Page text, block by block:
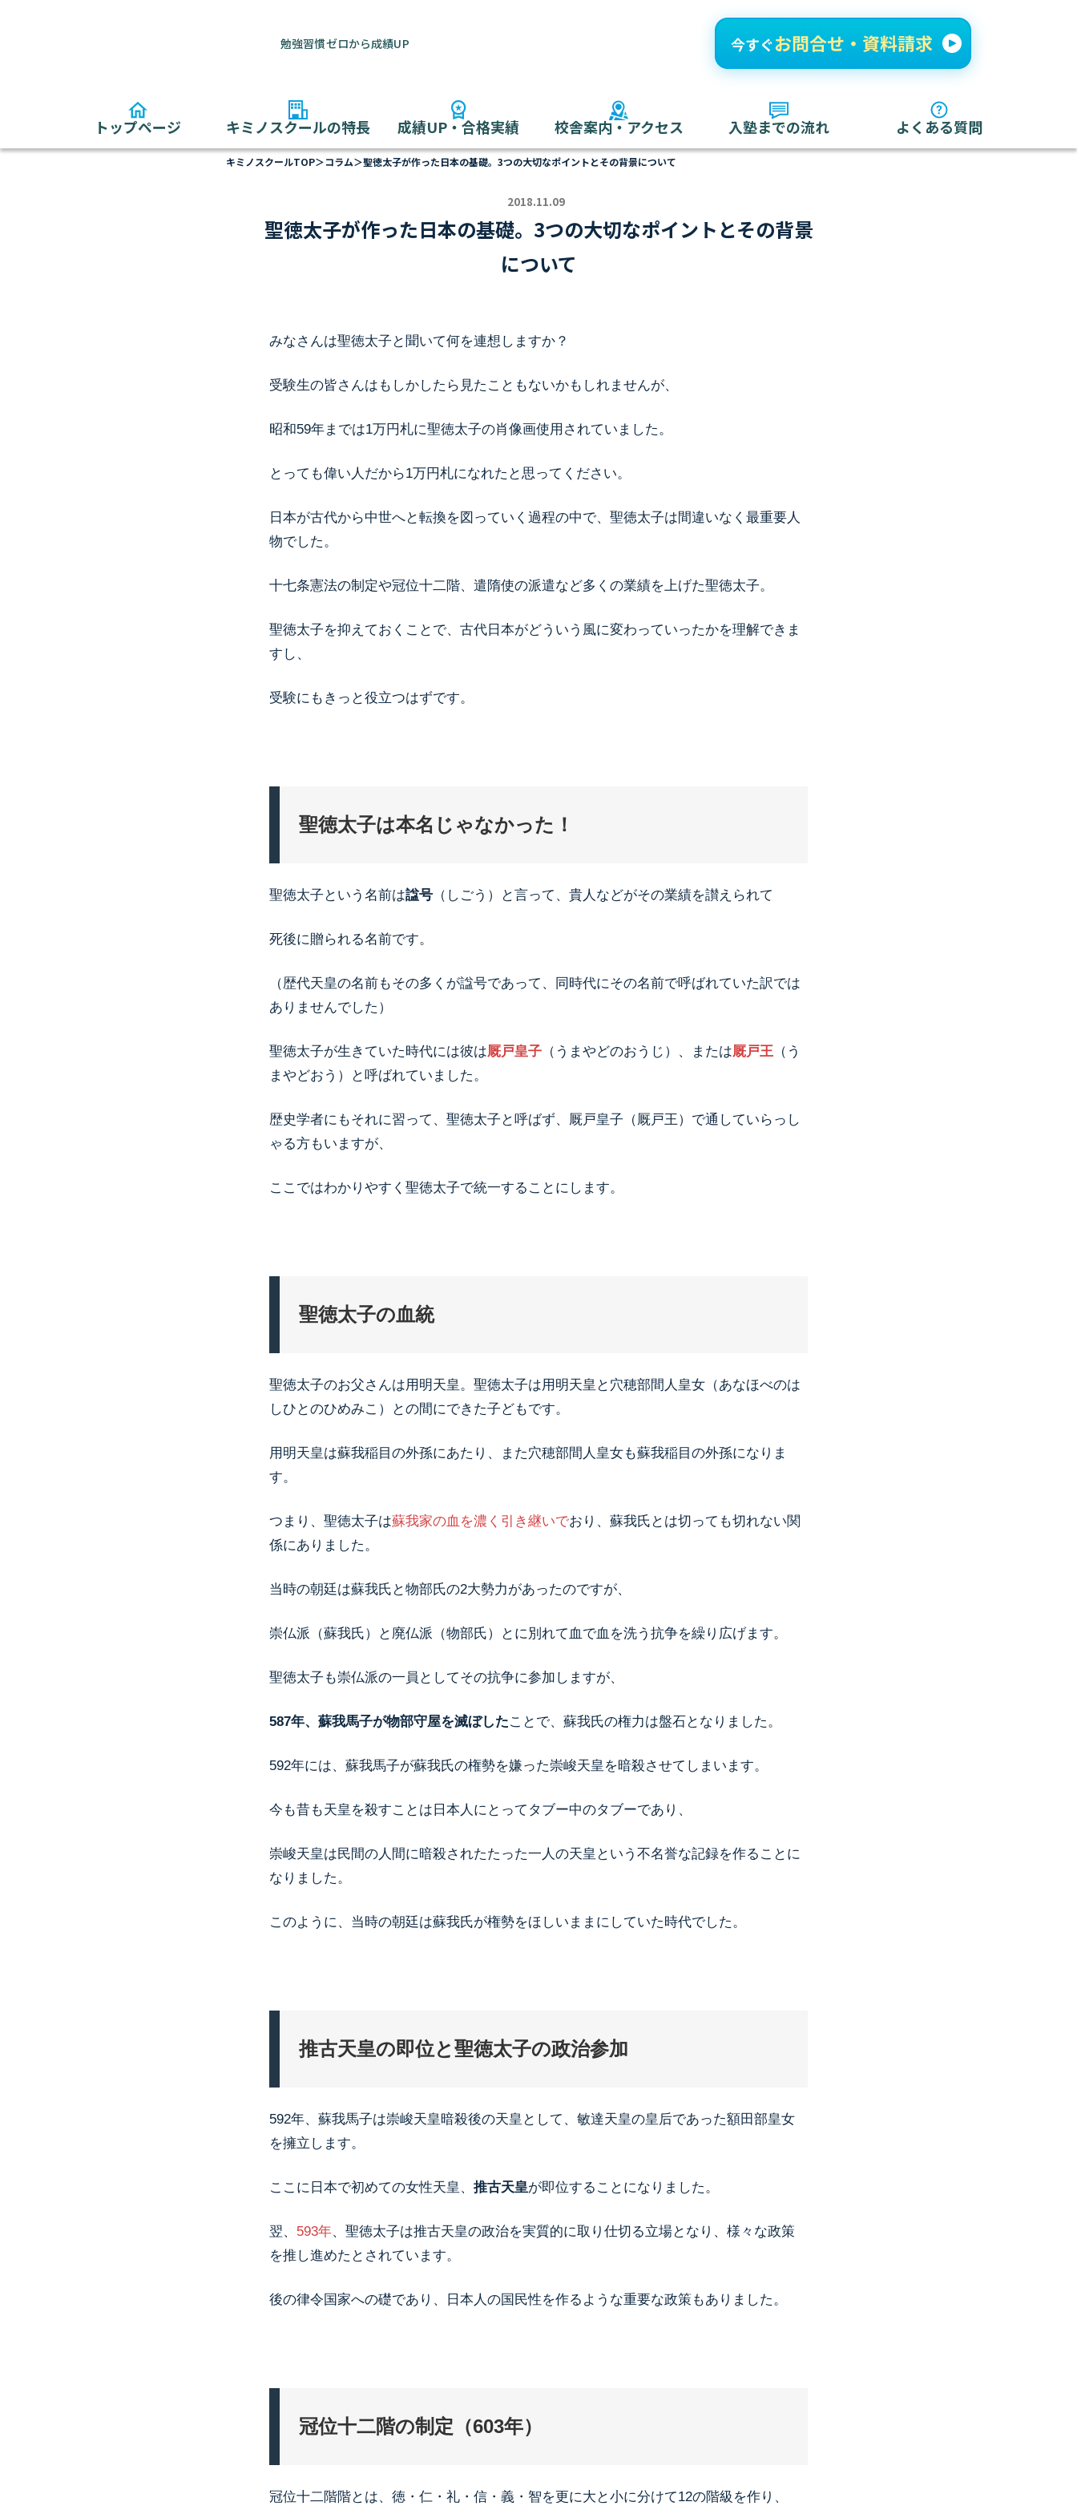
勉強習慣ゼロから成績UP
トップページ キミノスクールの特長 成績UP・合格実績 校舎案内・アクセス 入塾までの流れ よくある質問
キミノスクールTOP＞コラム＞聖徳太子が作った日本の基礎。3つの大切なポイントとその背景について
2018.11.09
聖徳太子が作った日本の基礎。3つの大切なポイントとその背景
について
みなさんは聖徳太子と聞いて何を連想しますか？
受験生の皆さんはもしかしたら見たこともないかもしれませんが、
昭和59年までは1万円札に聖徳太子の肖像画使用されていました。
とっても偉い人だから1万円札になれたと思ってください。
日本が古代から中世へと転換を図っていく過程の中で、聖徳太子は間違いなく最重要人
物でした。
十七条憲法の制定や冠位十二階、遣隋使の派遣など多くの業績を上げた聖徳太子。
聖徳太子を抑えておくことで、古代日本がどういう風に変わっていったかを理解できま
すし、
受験にもきっと役立つはずです。
聖徳太子は本名じゃなかった！
聖徳太子という名前は諡号 （しごう）と言って、貴人などがその業績を讃えられて
死後に贈られる名前です。
（歴代天皇の名前もその多くが諡号であって、同時代にその名前で呼ばれていた訳では
ありませんでした）
聖徳太子が生きていた時代には彼は厩戸皇子 （うまやどのおうじ）、または厩戸王 （う
まやどおう）と呼ばれていました。
歴史学者にもそれに習って、聖徳太子と呼ばず、厩戸皇子（厩戸王）で通していらっし
ゃる方もいますが、
ここではわかりやすく聖徳太子で統一することにします。
聖徳太子の血統
聖徳太子のお父さんは用明天皇。聖徳太子は用明天皇と穴穂部間人皇女（あなほべのは
しひとのひめみこ）との間にできた子どもです。
用明天皇は蘇我稲目の外孫にあたり、また穴穂部間人皇女も蘇我稲目の外孫になりま
す。
つまり、聖徳太子は蘇我家の血を濃く引き継いでおり、蘇我氏とは切っても切れない関
係にありました。
当時の朝廷は蘇我氏と物部氏の2大勢力があったのですが、
崇仏派（蘇我氏）と廃仏派（物部氏）とに別れて血で血を洗う抗争を繰り広げます。
聖徳太子も崇仏派の一員としてその抗争に参加しますが、
587年、蘇我馬子が物部守屋を滅ぼしたことで、蘇我氏の権力は盤石となりました。
592年には、蘇我馬子が蘇我氏の権勢を嫌った崇峻天皇を暗殺させてしまいます。
今も昔も天皇を殺すことは日本人にとってタブー中のタブーであり、
崇峻天皇は民間の人間に暗殺されたたった一人の天皇という不名誉な記録を作ることに
なりました。
このように、当時の朝廷は蘇我氏が権勢をほしいままにしていた時代でした。
推古天皇の即位と聖徳太子の政治参加
592年、蘇我馬子は崇峻天皇暗殺後の天皇として、敏達天皇の皇后であった額田部皇女
を擁立します。
ここに日本で初めての女性天皇、 推古天皇が即位することになりました。
翌、 593年、聖徳太子は推古天皇の政治を実質的に取り仕切る立場となり、様々な政策
を推し進めたとされています。
後の律令国家への礎であり、日本人の国民性を作るような重要な政策もありました。
冠位十二階の制定（603年）
冠位十二階階とは、徳・仁・礼・信・義・智を更に大と小に分けて12の階級を作り、